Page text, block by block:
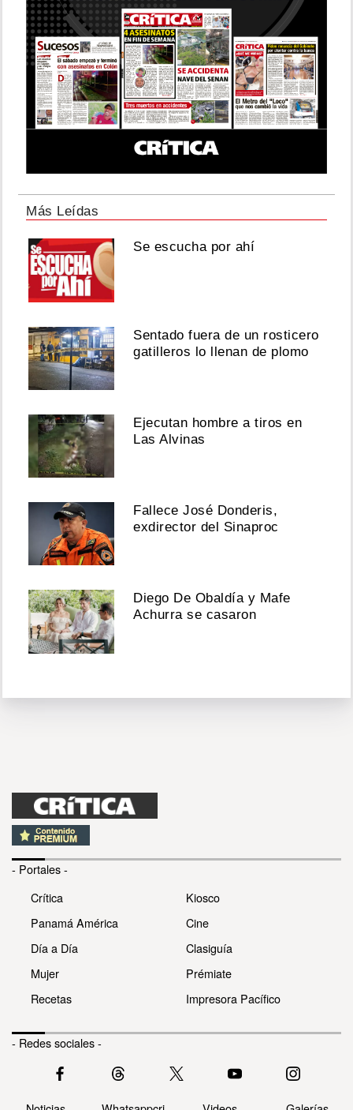
Más Leídas
Se escucha por ahí
Sentado fuera de un rosticero
gatilleros lo llenan de plomo
Ejecutan hombre a tiros en
Las Alvinas
Fallece José Donderis,
exdirector del Sinaproc
Diego De Obaldía y Mafe
Achurra se casaron
- Portales -
Crítica
Panamá América
Día a Día
Mujer
Recetas
Kiosco
Cine
Clasiguía
Prémiate
Impresora Pacífico
- Redes sociales -